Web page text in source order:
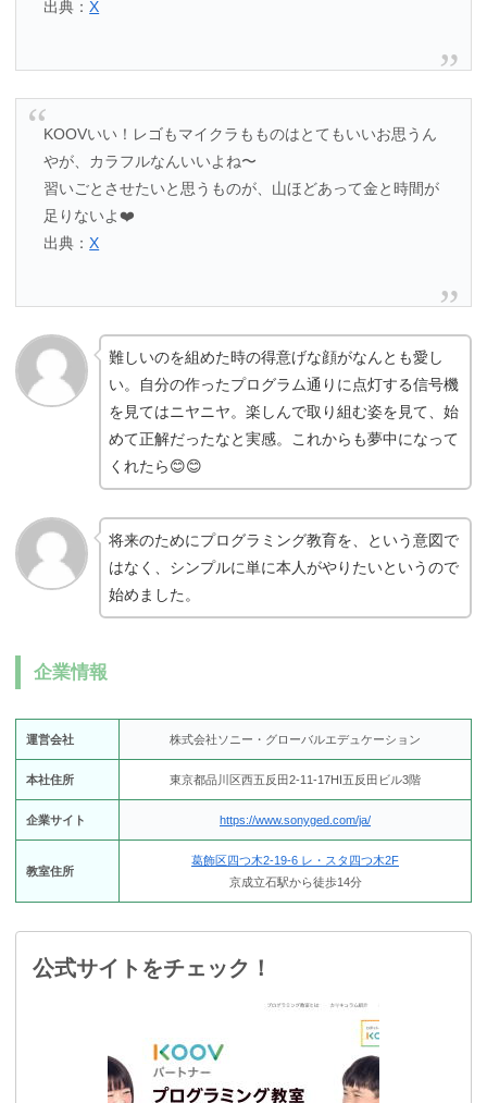
出典：X
KOOVいい！レゴもマイクラもものはとてもいいお思うん
やが、カラフルなんいいよね〜
習いごとさせたいと思うものが、山ほどあって金と時間が
足りないよ❤️
出典：X
難しいのを組めた時の得意げな顔がなんとも愛し
い。自分の作ったプログラム通りに点灯する信号機
を見てはニヤニヤ。楽しんで取り組む姿を見て、始
めて正解だったなと実感。これからも夢中になって
くれたら😊😊
将来のためにプログラミング教育を、という意図で
はなく、シンプルに単に本人がやりたいというので
始めました。
企業情報
運営会社 株式会社ソニー・グローバルエデュケーション
本社住所 東京都品川区西五反田2-11-17HI五反田ビル3階
企業サイト https://www.sonyged.com/ja/
教室住所
葛飾区四つ木2-19-6 レ・スタ四つ木2F
京成立石駅から徒歩14分
公式サイトをチェック！